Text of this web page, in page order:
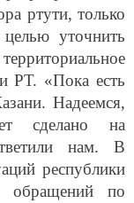
ртути, только
уточнить
РТ. «Пока есть
Надеемся,
сделано на
нам. В
республики
обращений по